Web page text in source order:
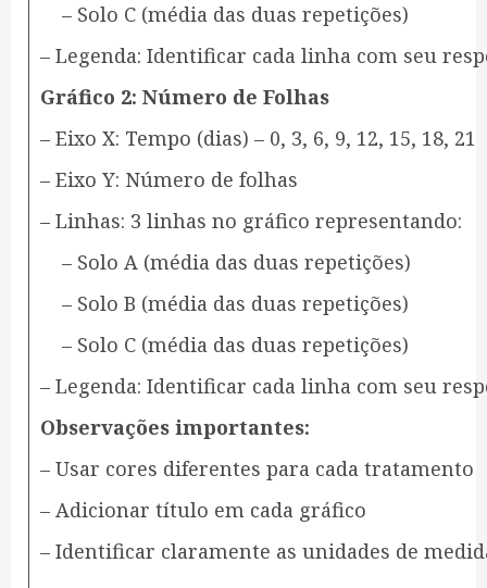
– Solo C (média das duas repetições)
– Legenda: Identificar cada linha com seu
Gráfico 2: Número de Folhas
– Eixo X: Tempo (dias) – 0, 3, 6, 9, 12, 15, 18, 21
– Eixo Y: Número de folhas
– Linhas: 3 linhas no gráfico representando:
– Solo A (média das duas repetições)
– Solo B (média das duas repetições)
– Solo C (média das duas repetições)
– Legenda: Identificar cada linha com seu
Observações importantes:
– Usar cores diferentes para cada tratamento
– Adicionar título em cada gráfico
– Identificar claramente as unidades de